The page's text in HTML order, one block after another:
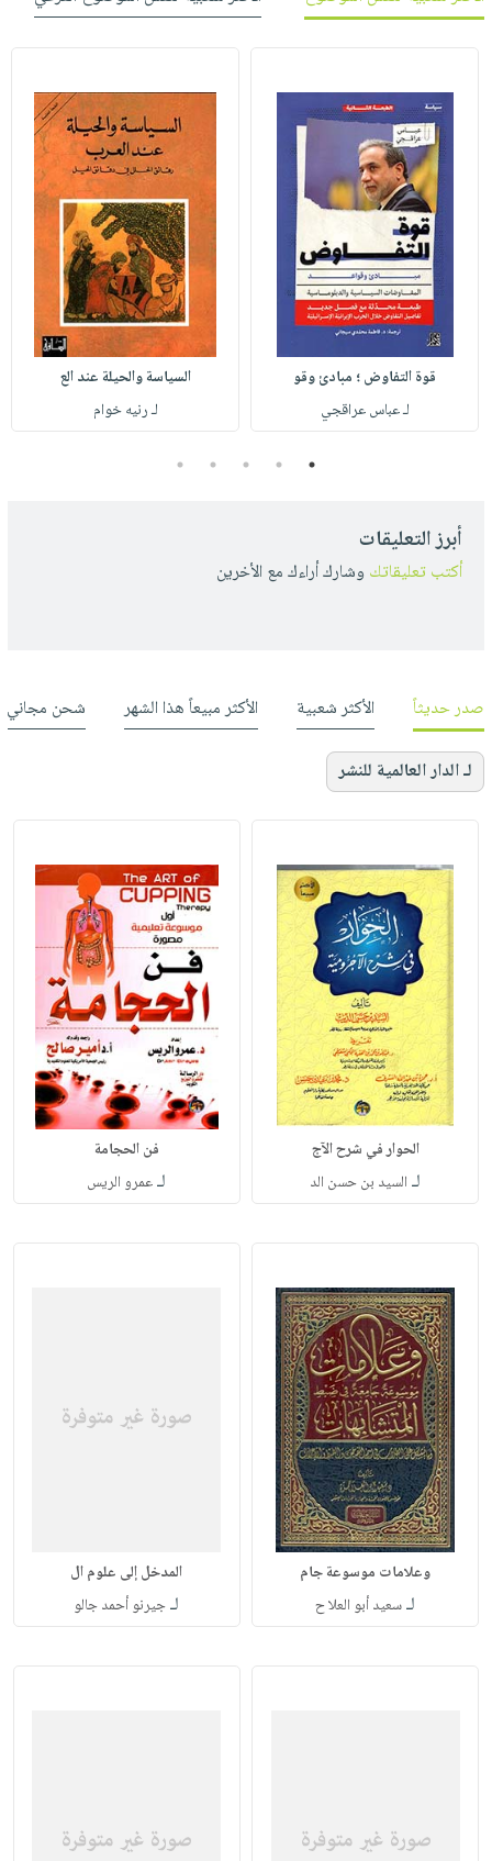
قوة التفاوض ؛ مبادئ وقو
لـ عباس عراقجي
السياسة والحيلة عند الع
لـ رنيه خوام
1
2
3
4
5
أبرز التعليقات
أكتب تعليقاتك وشارك أراءك مع الأخرين
صدر حديثاً الأكثر شعبية الأكثر مبيعاً هذا الشهر شحن مجاني
لـ الدار العالمية للنشر
الحوار في شرح الآج
لـ السيد بن حسن الد
فن الحجامة
لـعمرو الريس
وعلامات موسوعة جام
لـسعيد أبو العلا ح
المدخل إلى علوم ال
لـجيرنو أحمد جالو